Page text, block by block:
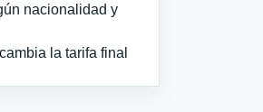
nacionalidad y
la tarifa final